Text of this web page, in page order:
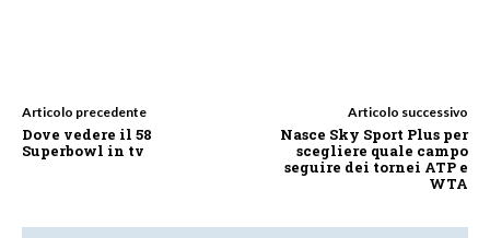
Articolo precedente
Dove vedere il 58
Superbowl in tv
Articolo successivo
Nasce Sky Sport Plus per
scegliere quale campo
seguire dei tornei ATP e
WTA